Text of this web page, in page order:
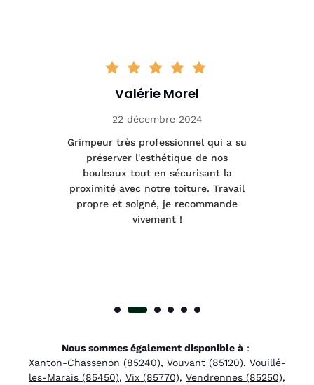
Valérie Morel
22 décembre 2024
Grimpeur très professionnel qui a su
préserver l'esthétique de nos
bouleaux tout en sécurisant la
proximité avec notre toiture. Travail
propre et soigné, je recommande
vivement !
Nous sommes également disponible à:
Xanton-Chassenon (85240), Vouvant (85120), Vouillé-
les-Marais (85450), Vix (85770), Vendrennes (85250),